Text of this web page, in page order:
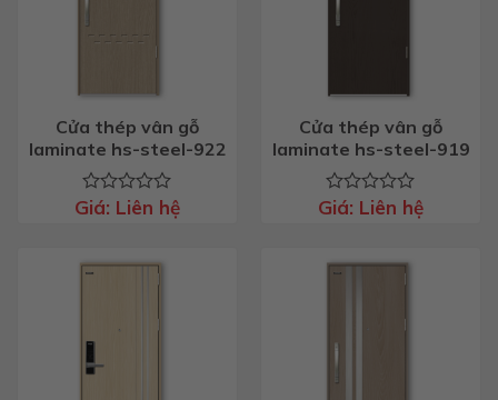
Cửa thép vân gỗ
laminate hs-steel-922
Được
0
5
Giá: Liên hệ
Cửa thép vân gỗ
laminate hs-steel-919
Được
0
5
Giá: Liên hệ